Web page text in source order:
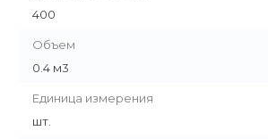
400
Объем
0.4 м3
Единица измерения
шт.